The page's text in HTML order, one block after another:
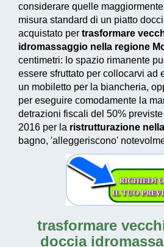
considerare quelle
misura standard di un piatto
acquistato per trasformare
idromassaggio nella regione
centimetri: lo spazio rimanente
essere sfruttato per collocarvi ad
un mobiletto per la biancheria,
per eseguire comodamente la
detrazioni fiscali del 50%
2016 per la ristrutturazione
bagno, 'alleggeriscono'
trasformare
doccia